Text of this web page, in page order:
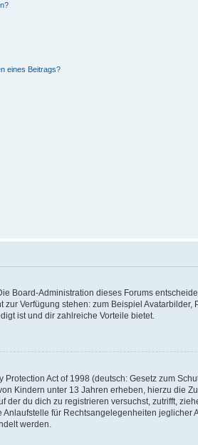
eines Beitrags?
Board-Administration dieses Forums
Verfügung stehen: zum Beispiel
ist und dir zahlreiche Vorteile bietet.
Protection Act of 1998 (deutsch: Gesetz zum
Kindern unter 13 Jahren erheben, hierzu die
der du dich zu registrieren versuchst, zutrifft,
für Rechtsangelegenheiten
werden.